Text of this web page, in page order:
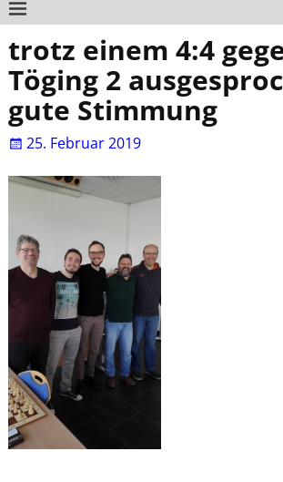
trotz einem 4:4
Töging 2
gute Stimmung
25. Februar 2019